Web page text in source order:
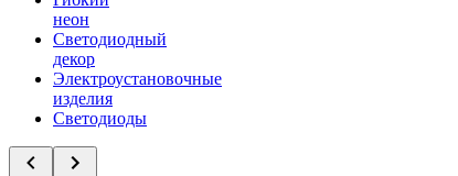
неон
Светодиодный
декор
Электроустановочные
изделия
Светодиоды